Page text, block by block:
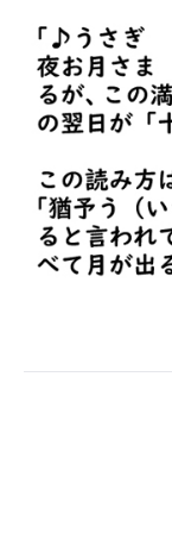
AI活用のいまが
企業ITのトレン
経営リーダーの
マーケ×ITの今が
ITエンジニア向
IT製品の技術・